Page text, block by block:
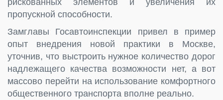
пропускной способности.
Замглавы Госавтоинспекции привел в пример
опыт внедрения новой практики в Москве,
уточнив, что выстроить нужное количество дорог
надлежащего качества возможности нет, а вот
массово перейти на использование комфортного
общественного транспорта вполне реально.